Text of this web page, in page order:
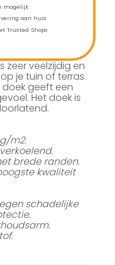
mogelijk
aan huis
Trusted Shops
zeer veelzijdig en
je tuin of terras.
geeft een
Het doek is
m2.
brede randen.
kwaliteit
schadelijke